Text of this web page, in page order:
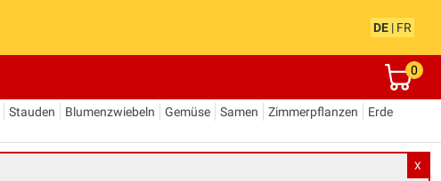
DE | FR
0
Stauden Blumenzwiebeln Gemüse Samen Zimmerpflanzen
Erde
X